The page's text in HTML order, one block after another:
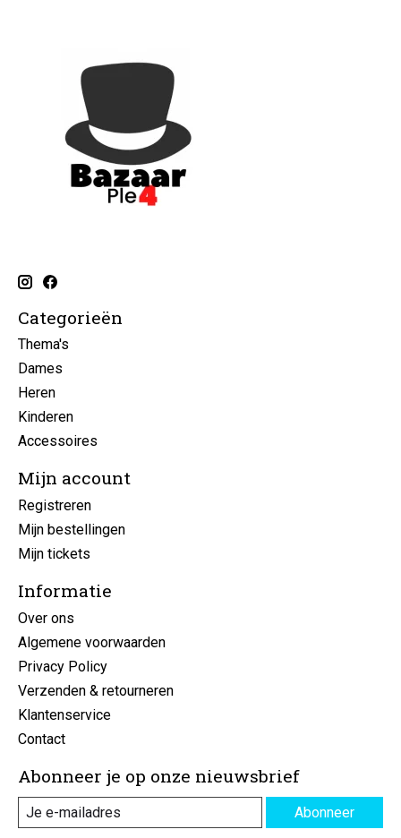
Categorieën
Thema's
Dames
Heren
Kinderen
Accessoires
Mijn account
Registreren
Mijn bestellingen
Mijn tickets
Informatie
Over ons
Algemene voorwaarden
Privacy Policy
Verzenden & retourneren
Klantenservice
Contact
Abonneer je op onze nieuwsbrief
Abonneer